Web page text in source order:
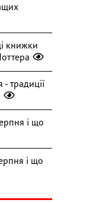
книжки
традиції
і що
і що